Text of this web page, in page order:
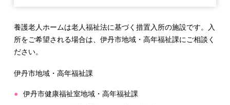
養護老人ホームは老人福祉法に基づく措置入所の施設です。入
所をご希望される場合は、伊丹市地域・高年福祉課にご相談く
ださい。
伊丹市地域・高年福祉課
伊丹市健康福祉室地域・高年福祉課